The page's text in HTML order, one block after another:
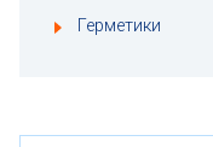
Герметики